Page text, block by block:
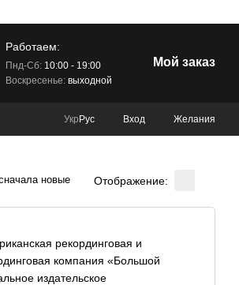
Работаем:
Пнд-Сб:10:00 - 19:00
Воскресенье:выходной
Мой заказ
Укр Рус Вход Желания
новые Отображение:
рекординговая и
компания «Большой
издательское